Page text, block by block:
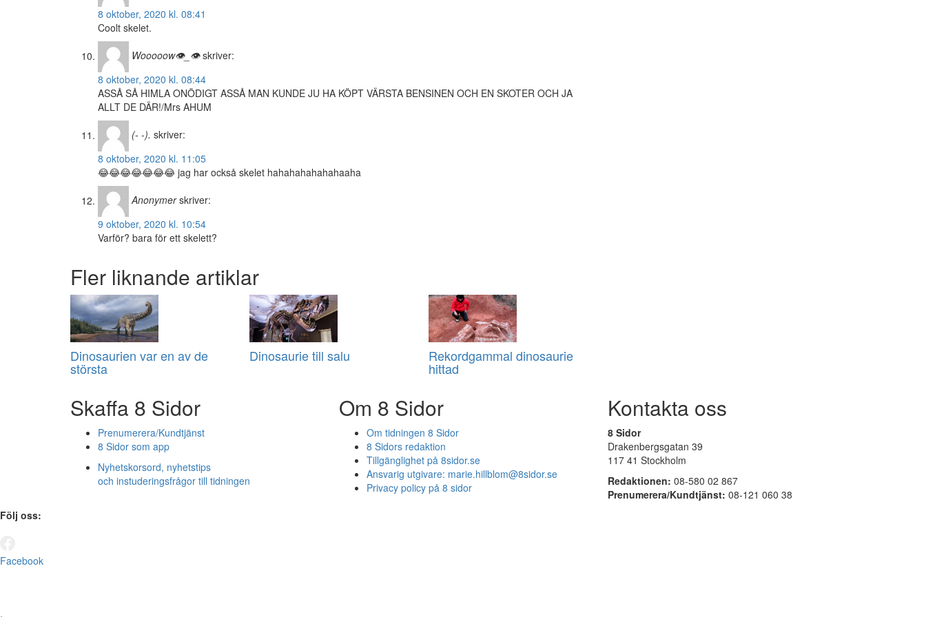
8 oktober, 2020 kl. 08:41
Coolt skelet.
Wooooow👁_👁 skriver:
8 oktober, 2020 kl. 08:44
ASSÅ SÅ HIMLA ONÖDIGT ASSÅ MAN KUNDE JU HA KÖPT VÄRSTA BENSINEN OCH EN SKOTER OCH JA
ALLT DE DÄR!/Mrs AHUM
(- -). skriver:
8 oktober, 2020 kl. 11:05
😂😂😂😂😂😂😂 jag har också skelet hahahahahahahaaha
Anonymer skriver:
9 oktober, 2020 kl. 10:54
Varför? bara för ett skelett?
Fler liknande artiklar
Dinosaurien var en av de
största
Dinosaurie till salu Rekordgammal dinosaurie
hittad
Skaffa 8 Sidor
Prenumerera/Kundtjänst
8 Sidor som app
Nyhetskorsord, nyhetstips
och instuderingsfrågor till tidningen
Om 8 Sidor
Om tidningen 8 Sidor
8 Sidors redaktion
Tillgänglighet på 8sidor.se
Ansvarig utgivare: marie.hillblom@8sidor.se
Privacy policy på 8 sidor
Kontakta oss
8 Sidor
Drakenbergsgatan 39
117 41 Stockholm
Redaktionen: 08-580 02 867
Prenumerera/Kundtjänst: 08-121 060 38
Följ oss:
Facebook